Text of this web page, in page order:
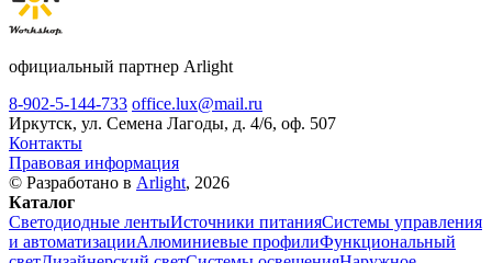
официальный партнер Arlight
8-902-5-144-733 office.lux@mail.ru
Иркутск, ул. Семена Лагоды, д. 4/6, оф. 507
Контакты
Правовая информация
© Разработано в Arlight, 2026
Каталог
Светодиодные лентыИсточники питанияСистемы управления
и автоматизацииАлюминиевые профилиФункциональный